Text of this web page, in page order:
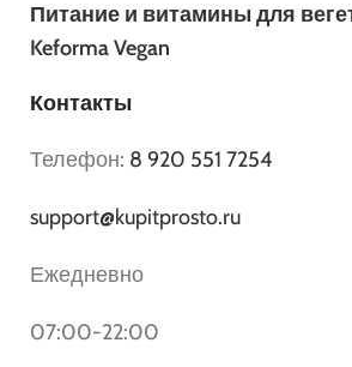
Питание и витамины для
Keforma Vegan
Контакты
Телефон: 8 920 551 7254
support@kupitprosto.ru
Ежедневно
07:00-22:00